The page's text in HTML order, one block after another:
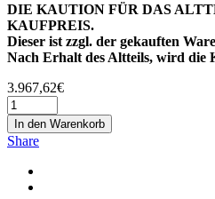
DIE KAUTION FÜR DAS
KAUFPREIS.
Dieser ist zzgl. der gekauften
Nach Erhalt des Altteils, wird die
3.967,62€
In den Warenkorb
Share